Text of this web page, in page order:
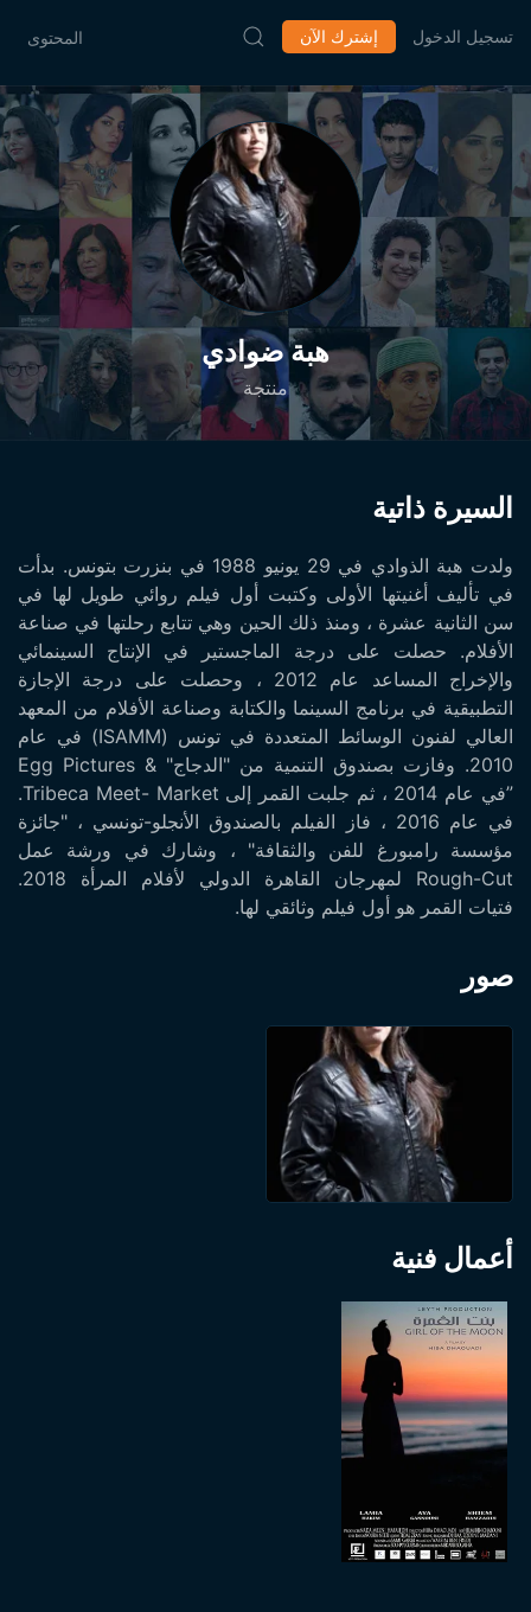
المحتوى إشترك الآن تسجيل الدخول
هبة ضوادي
منتجة
السيرة ذاتية
ولدت هبة الذوادي في 29 يونيو 1988 في بنزرت بتونس. بدأت
في تأليف أغنيتها الأولى وكتبت أول فيلم روائي طويل لها في
سن الثانية عشرة ، ومنذ ذلك الحين وهي تتابع رحلتها في صناعة
الأفلام. حصلت على درجة الماجستير في الإنتاج السينمائي
والإخراج المساعد عام 2012 ، وحصلت على درجة الإجازة
التطبيقية في برنامج السينما والكتابة وصناعة الأفلام من المعهد
العالي لفنون الوسائط المتعددة في تونس (ISAMM) في عام
2010. وفازت بصندوق التنمية من "الدجاج" & Egg Pictures
”في عام 2014 ، ثم جلبت القمر إلى Tribeca Meet- Market.
في عام 2016 ، فاز الفيلم بالصندوق الأنجلو-تونسي ، "جائزة
مؤسسة رامبورغ للفن والثقافة" ، وشارك في ورشة عمل
Rough-Cut لمهرجان القاهرة الدولي لأفلام المرأة 2018.
فتيات القمر هو أول فيلم وثائقي لها.
صور
أعمال فنية